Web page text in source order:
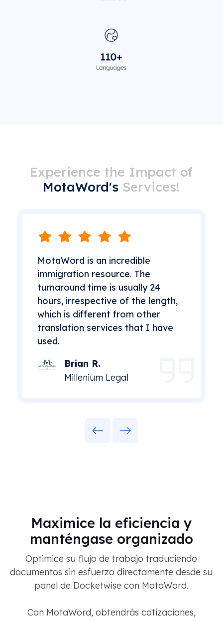
Experience the Impact of
MotaWord's Services!
MotaWord is an incredible
immigration resource. The
turnaround time is usually 24
hours, irrespective of the length,
which is different from other
translation services that I have
used.
Brian R.
Millenium Legal
Maximice la eficiencia y
manténgase organizado
Optimice su flujo de trabajo traduciendo
documentos sin esfuerzo directamente desde su
panel de Docketwise con MotaWord.
Con MotaWord, obtendrás cotizaciones,